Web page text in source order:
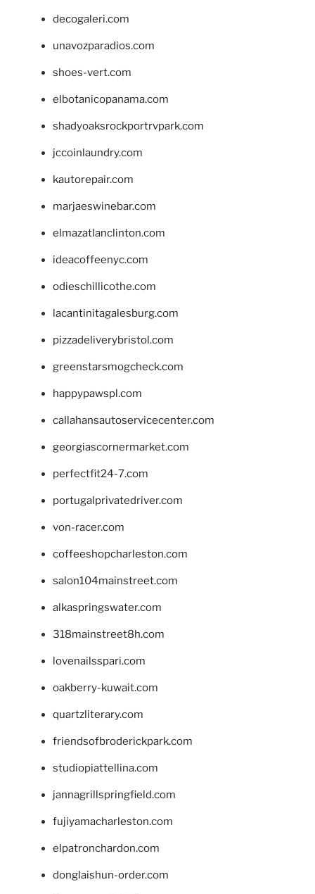
decogaleri.com
unavozparadios.com
shoes-vert.com
elbotanicopanama.com
shadyoaksrockportrvpark.com
jccoinlaundry.com
kautorepair.com
marjaeswinebar.com
elmazatlanclinton.com
ideacoffeenyc.com
odieschillicothe.com
lacantinitagalesburg.com
pizzadeliverybristol.com
greenstarsmogcheck.com
happypawspl.com
callahansautoservicecenter.com
georgiascornermarket.com
perfectfit24-7.com
portugalprivatedriver.com
von-racer.com
coffeeshopcharleston.com
salon104mainstreet.com
alkaspringswater.com
318mainstreet8h.com
lovenailsspari.com
oakberry-kuwait.com
quartzliterary.com
friendsofbroderickpark.com
studiopiattellina.com
jannagrillspringfield.com
fujiyamacharleston.com
elpatronchardon.com
donglaishun-order.com